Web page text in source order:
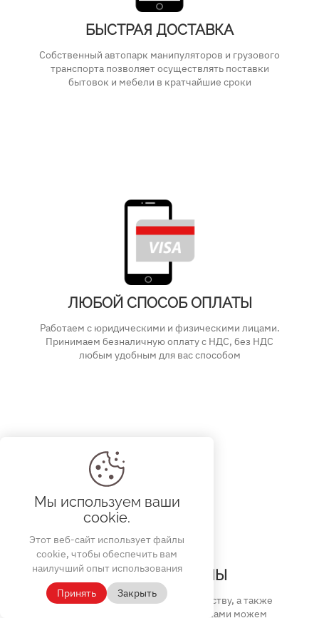
БЫСТРАЯ ДОСТАВКА
Собственный автопарк манипуляторов и грузового
транспорта позволяет осуществлять поставки
бытовок и мебели в кратчайшие сроки
ЛЮБОЙ СПОСОБ ОПЛАТЫ
Работаем с юридическими и физическими лицами.
Принимаем безналичную оплату с НДС, без НДС
любым удобным для вас способом
ДОСТУПНЫЕ ЦЕНЫ
Благодаря собственному производству, а также
сотрудничеству с другими фабриками можем
Мы используем ваши
cookie.
Этот веб-сайт использует файлы
cookie, чтобы обеспечить вам
наилучший опыт использования
Принять
Закрыть